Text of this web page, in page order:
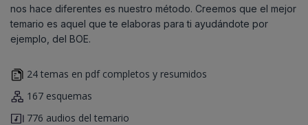
nos hace diferentes es nuestro método. Creemos que el mejor
temario es aquel que te elaboras para ti ayudándote por
ejemplo, del BOE.
24 temas en pdf completos y resumidos
167 esquemas
776 audios del temario